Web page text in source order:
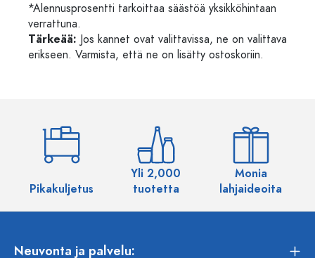
*Alennusprosentti tarkoittaa säästöä yksikköhintaan
verrattuna.
Tärkeää: Jos kannet ovat valittavissa, ne on valittava
erikseen. Varmista, että ne on lisätty ostoskoriin.
Pikakuljetus
Yli 2,000
tuotetta
Monia
lahjaideoita
Neuvonta ja palvelu: